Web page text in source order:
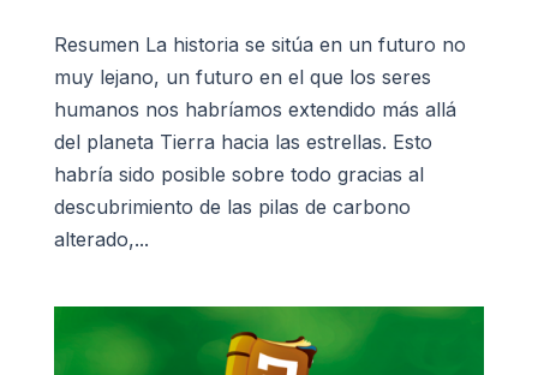
Resumen La historia se sitúa en un futuro no
muy lejano, un futuro en el que los seres
humanos nos habríamos extendido más allá
del planeta Tierra hacia las estrellas. Esto
habría sido posible sobre todo gracias al
descubrimiento de las pilas de carbono
alterado,...